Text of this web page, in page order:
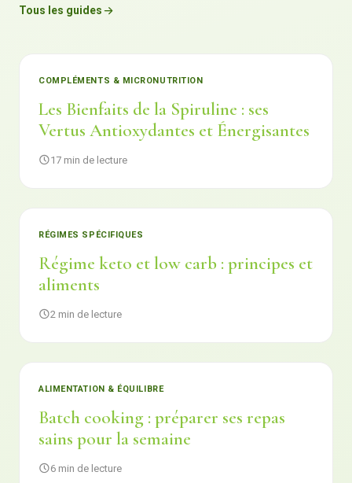
Tous les guides
COMPLÉMENTS & MICRONUTRITION
Les Bienfaits de la Spiruline : ses
Vertus Antioxydantes et Énergisantes
17 min de lecture
RÉGIMES SPÉCIFIQUES
Régime keto et low carb : principes et
aliments
2 min de lecture
ALIMENTATION & ÉQUILIBRE
Batch cooking : préparer ses repas
sains pour la semaine
6 min de lecture